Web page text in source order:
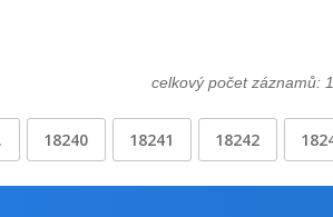
celkový počet záznamů:
18240 18241 18242